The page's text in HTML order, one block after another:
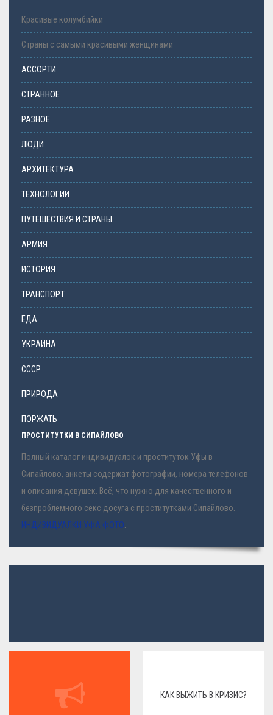
Красивые колумбийки
Страны с самыми красивыми женщинами
АССОРТИ
СТРАННОЕ
РАЗНОЕ
ЛЮДИ
АРХИТЕКТУРА
ТЕХНОЛОГИИ
ПУТЕШЕСТВИЯ И СТРАНЫ
АРМИЯ
ИСТОРИЯ
ТРАНСПОРТ
ЕДА
УКРАИНА
СССР
ПРИРОДА
ПОРЖАТЬ
ПРОСТИТУТКИ В СИПАЙЛОВО
Полный каталог индивидуалок и проституток Уфы в
Сипайлово, анкеты содержат фотографии, номера телефонов
и описания девушек. Всё, что нужно для качественного и
безпроблемного секс досуга с проститутками Сипайлово.
ИНДИВИДУАЛКИ УФА ФОТО.
КАК ВЫЖИТЬ В КРИЗИС?